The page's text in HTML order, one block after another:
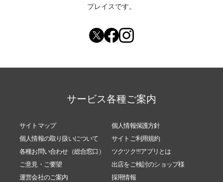
プレイスです。
サービス各種ご案内
サイトマップ
個人情報保護方針
個人情報の取り扱いについて
サイトご利用規約
各種お問い合わせ（総合窓口）
ツクツク!!!アプリとは
ご意見・ご要望
出店をご検討のショップ様
運営会社のご案内
採用情報